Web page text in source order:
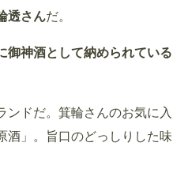
透さんだ。
御神酒として納められている
ンドだ。箕輪さんのお気に入
」。旨口のどっしりした味